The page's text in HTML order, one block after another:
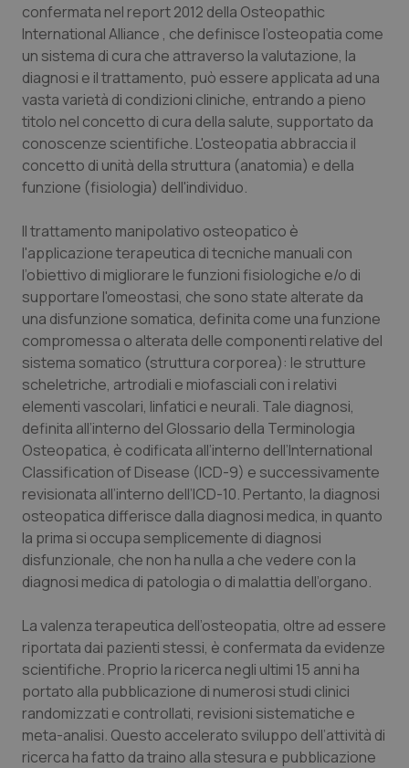
Molise
Piemonte
Provincia Autonoma di Bolzano
Provincia Autonoma di Trento
Puglia
Sardegna
Sicilia
Toscana
Umbria
Valle D’Aosta
Veneto
Epatiti
HIV
Infezioni & Febbre
Ipertensione & Scompenso
Malattie rare
Malattia di Crohn & Rettocolite Ulcerosa
Neuroscienze & patologie neurodegenerative
Obesità
Oftalmologia
Oncodermatologia
Oncoematologia
Oncologia & Nutrizione
Quotidiano Cardiologia
Quotidiano Chirurgia
Quotidiano Oncologia
confermata nel report 2012 della Osteopathic
International Alliance , che definisce l’osteopatia come
un sistema di cura che attraverso la valutazione, la
diagnosi e il trattamento, può essere applicata ad una
vasta varietà di condizioni cliniche, entrando a pieno
titolo nel concetto di cura della salute, supportato da
conoscenze scientifiche. L'osteopatia abbraccia il
concetto di unità della struttura (anatomia) e della
funzione (fisiologia) dell'individuo.
Il trattamento manipolativo osteopatico è
l'applicazione terapeutica di tecniche manuali con
l’obiettivo di migliorare le funzioni fisiologiche e/o di
supportare l'omeostasi, che sono state alterate da
una disfunzione somatica, definita come una funzione
compromessa o alterata delle componenti relative del
sistema somatico (struttura corporea): le strutture
scheletriche, artrodiali e miofasciali con i relativi
elementi vascolari, linfatici e neurali. Tale diagnosi,
definita all’interno del Glossario della Terminologia
Osteopatica, è codificata all’interno dell’International
Classification of Disease (ICD-9) e successivamente
revisionata all’interno dell’ICD-10. Pertanto, la diagnosi
osteopatica differisce dalla diagnosi medica, in quanto
la prima si occupa semplicemente di diagnosi
disfunzionale, che non ha nulla a che vedere con la
diagnosi medica di patologia o di malattia dell’organo.
La valenza terapeutica dell’osteopatia, oltre ad essere
riportata dai pazienti stessi, è confermata da evidenze
scientifiche. Proprio la ricerca negli ultimi 15 anni ha
portato alla pubblicazione di numerosi studi clinici
randomizzati e controllati, revisioni sistematiche e
meta-analisi. Questo accelerato sviluppo dell’attività di
ricerca ha fatto da traino alla stesura e pubblicazione